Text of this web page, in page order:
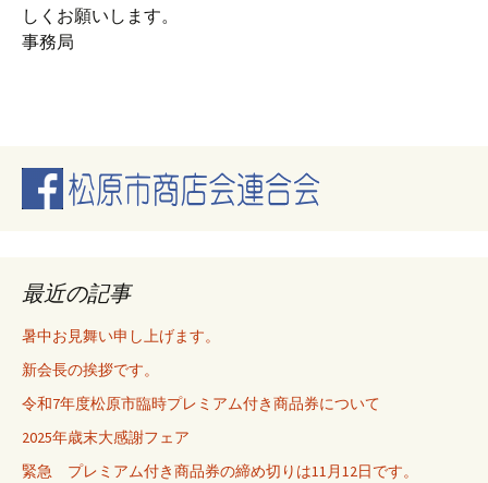
しくお願いします。
事務局
最近の記事
暑中お見舞い申し上げます。
新会長の挨拶です。
令和7年度松原市臨時プレミアム付き商品券について
2025年歳末大感謝フェア
緊急 プレミアム付き商品券の締め切りは11月12日です。